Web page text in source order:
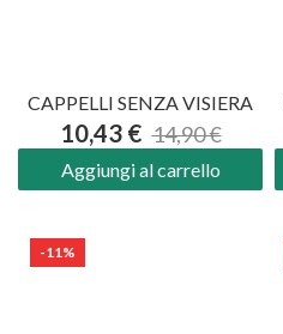
CAPPELLI SENZA VISIERA
10,43 € 14,90 €
Aggiungi al carrello
-11%